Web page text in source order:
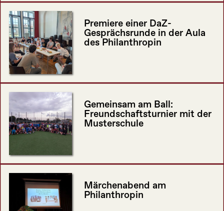
Premiere einer DaZ-
Gesprächsrunde in der Aula
des Philanthropin
Gemeinsam am Ball:
Freundschaftsturnier mit der
Musterschule
Märchenabend am
Philanthropin